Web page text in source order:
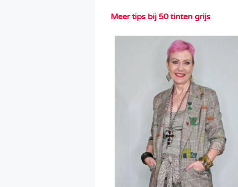
Meer tips bij 50 tinten grijs